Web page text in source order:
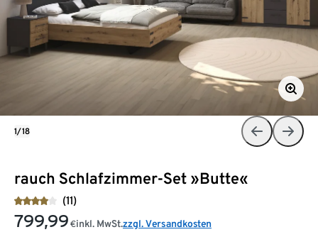
rauch Schlafzimmer-Set »Butte«
(11)
799,99 €inkl. MwSt.zzgl. Versandkosten
1/18